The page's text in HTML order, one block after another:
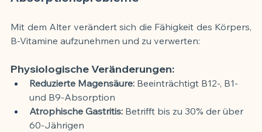
Mit dem Alter verändert sich die Fähigkeit des Körpers,
B-Vitamine aufzunehmen und zu verwerten:
Physiologische Veränderungen:
Reduzierte Magensäure: Beeinträchtigt B12-, B1-
und B9-Absorption
Atrophische Gastritis: Betrifft bis zu 30% der über
60-Jährigen